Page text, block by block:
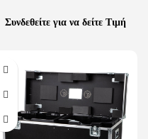
Συνδεθείτε για να δείτε Τιμή